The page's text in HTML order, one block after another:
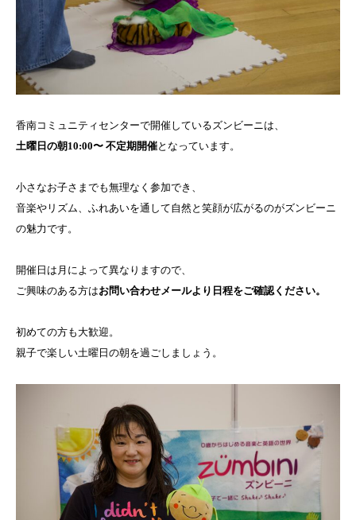
香南コミュニティセンターで開催しているズンビーニは、
土曜日の朝10:00〜 不定期開催となっています。
小さなお子さまでも無理なく参加でき、
音楽やリズム、ふれあいを通して自然と笑顔が広がるのがズンビーニ
の魅力です。
開催日は月によって異なりますので、
ご興味のある方はお問い合わせメールより日程をご確認ください。
初めての方も大歓迎。
親子で楽しい土曜日の朝を過ごしましょう。